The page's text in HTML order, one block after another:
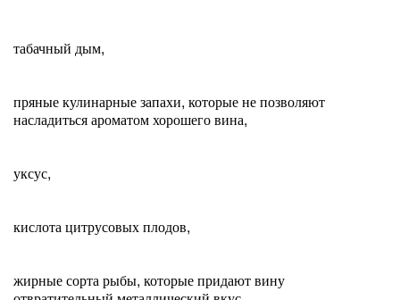
табачный дым,
пряные кулинарные запахи, которые не позволяют
насладиться ароматом хорошего вина,
уксус,
кислота цитрусовых плодов,
жирные сорта рыбы, которые придают вину